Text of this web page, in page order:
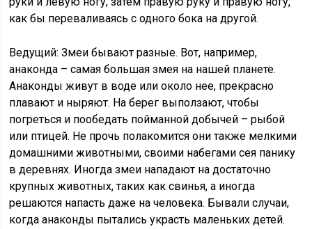
как бы переваливаясь с одного бока на другой.
Ведущий: Змеи бывают разные. Вот, например,
анаконда – самая большая змея на нашей планете.
Анаконды живут в воде или около нее, прекрасно
плавают и ныряют. На берег выползают, чтобы
погреться и пообедать пойманной добычей – рыбой
или птицей. Не прочь полакомится они также мелкими
домашними животными, своими набегами сея панику
в деревнях. Иногда змеи нападают на достаточно
крупных животных, таких как свинья, а иногда
решаются напасть даже на человека. Бывали случаи,
когда анаконды пытались украсть маленьких детей.